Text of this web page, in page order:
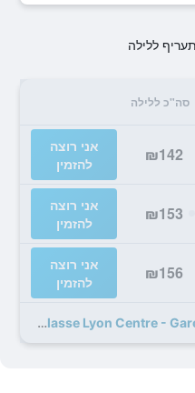
ללילה
סה"כ ללילה
₪142
אני רוצה
להזמין
₪153
אני רוצה
להזמין
₪156
אני רוצה
להזמין
26 מבצעים נוספים לPremiere Classe Lyon Centre - Gare Part Dieu